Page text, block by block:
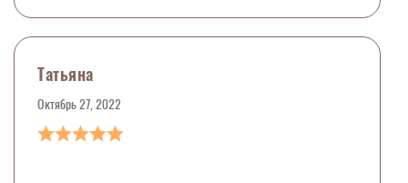
Татьяна
Октябрь 27, 2022